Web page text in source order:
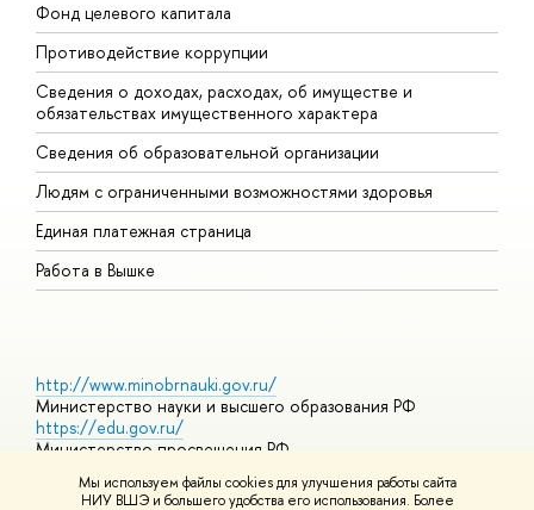
Мы используем файлы cookies для улучшения работы сайта
НИУ ВШЭ и большего удобства его использования. Более
Фонд целевого капитала
Противодействие коррупции
Сведения о доходах, расходах, об имуществе и
обязательствах имущественного характера
Сведения об образовательной организации
Людям с ограниченными возможностями здоровья
Единая платежная страница
Работа в Вышке
http://www.minobrnauki.gov.ru/
Министерство науки и высшего образования РФ
https://edu.gov.ru/
Министерство просвещения РФ
https://elearning.hse.ru/mooc
Массовые открытые онлайн-курсы